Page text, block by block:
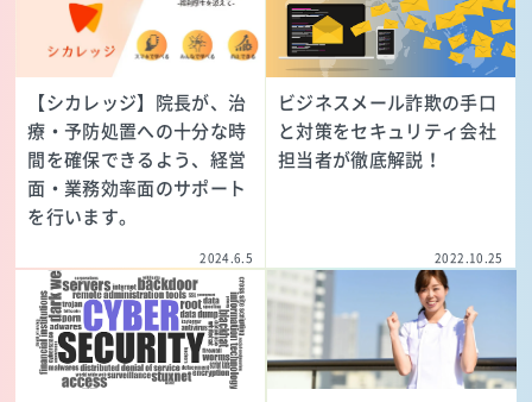
【シカレッジ】院長が、治
療・予防処置への十分な時
間を確保できるよう、経営
面・業務効率面のサポート
を行います。
2024.6.5
ビジネスメール詐欺の手口
と対策をセキュリティ会社
担当者が徹底解説！
2022.10.25